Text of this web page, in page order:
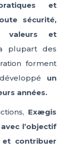
et
sécurité,
valeurs et
plupart des
forment
un
années.
Exægis
l’objectif
et contribuer